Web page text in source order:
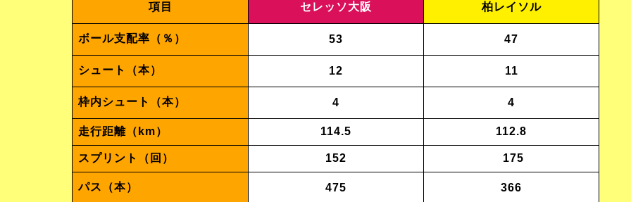
項目 セレッソ大阪 柏レイソル
ボール支配率（％） 53 47
シュート（本） 12 11
枠内シュート（本） 4 4
走行距離（km） 114.5 112.8
スプリント（回） 152 175
パス（本） 475 366